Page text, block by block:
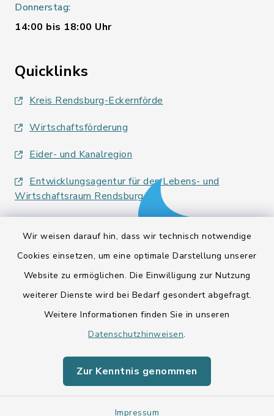
Wir weisen darauf hin, dass wir technisch notwendige
Cookies einsetzen, um eine optimale Darstellung unserer
Website zu ermöglichen. Die Einwilligung zur Nutzung
weiterer Dienste wird bei Bedarf gesondert abgefragt.
Weitere Informationen finden Sie in unseren
Datenschutzhinweisen.
Zur Kenntnis genommen
Impressum
Donnerstag:
14:00 bis 18:00 Uhr
Quicklinks
Kreis Rendsburg-Eckernförde
Wirtschaftsförderung
Eider- und Kanalregion
Entwicklungsagentur für den Lebens- und
Wirtschaftsraum Rendsburg
Barrierefreiheit
Impressum